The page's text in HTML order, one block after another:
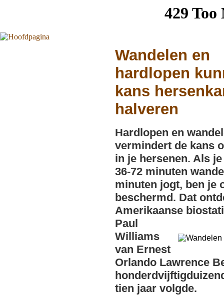
Wandelen en
hardlopen
kans
halveren
Hardlopen en
vermindert de kans
in je hersenen. Als
36-72 minuten
minuten jogt, ben je
beschermd. Dat
Amerikaanse
Paul
Williams
van Ernest
Orlando Lawrence
tien jaar volgde.